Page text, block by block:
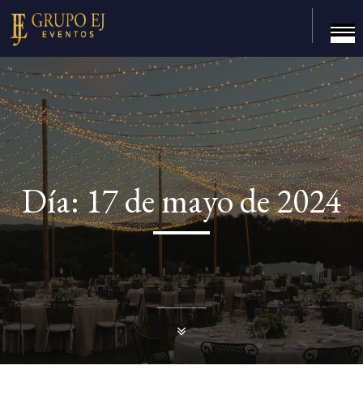
Día:17 de mayo de 2024